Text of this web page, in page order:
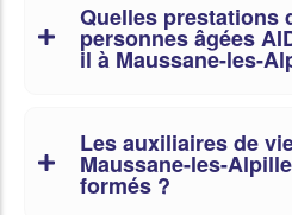
Quelles prestations
personnes âgées
il à Maussane-les-
Les auxiliaires de
Maussane-les-
formés ?